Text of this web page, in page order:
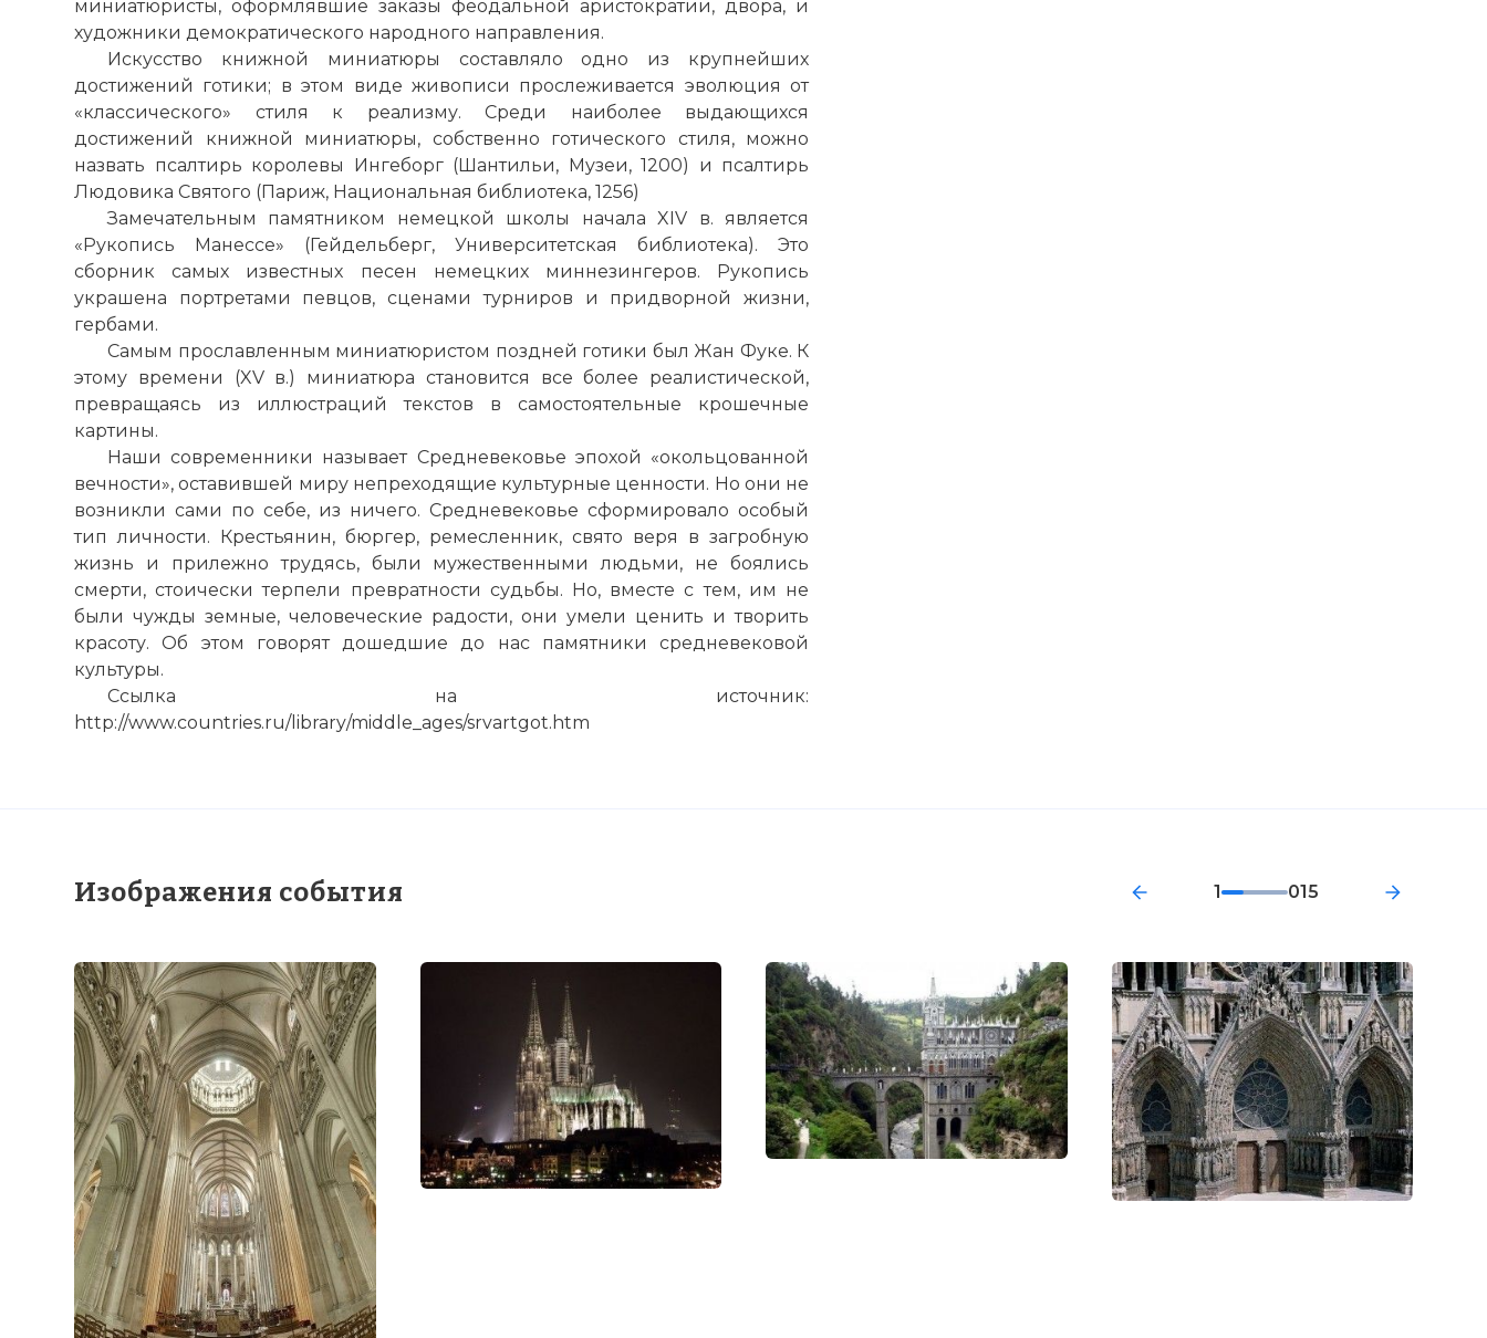
миниатюристы, оформлявшие заказы феодальной аристократии, двора, и
художники демократического народного направления.
Искусство книжной миниатюры составляло одно из крупнейших
достижений готики; в этом виде живописи прослеживается эволюция от
«классического» стиля к реализму. Среди наиболее выдающихся
достижений книжной миниатюры, собственно готического стиля, можно
назвать псалтирь королевы Ингеборг (Шантильи, Музеи, 1200) и псалтирь
Людовика Святого (Париж, Национальная библиотека, 1256)
Замечательным памятником немецкой школы начала XIV в. является
«Рукопись Манессе» (Гейдельберг, Университетская библиотека). Это
сборник самых известных песен немецких миннезингеров. Рукопись
украшена портретами певцов, сценами турниров и придворной жизни,
гербами.
Самым прославленным миниатюристом поздней готики был Жан Фуке. К
этому времени (XV в.) миниатюра становится все более реалистической,
превращаясь из иллюстраций текстов в самостоятельные крошечные
картины.
Наши современники называет Средневековье эпохой «окольцованной
вечности», оставившей миру непреходящие культурные ценности. Но они не
возникли сами по себе, из ничего. Средневековье сформировало особый
тип личности. Крестьянин, бюргер, ремесленник, свято веря в загробную
жизнь и прилежно трудясь, были мужественными людьми, не боялись
смерти, стоически терпели превратности судьбы. Но, вместе с тем, им не
были чужды земные, человеческие радости, они умели ценить и творить
красоту. Об этом говорят дошедшие до нас памятники средневековой
культуры.
Ссылка на источник:
http://www.countries.ru/library/middle_ages/srvartgot.htm
Изображения события 1 015
расширение сюжетной системы, где отражалось средневековое
мировоззрение. Возникает интерес к реальным формам природы, к чувствам